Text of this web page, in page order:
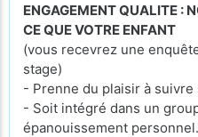
ENGAGEMENT QUALITE :
CE QUE VOTRE ENFANT
(vous recevrez une
stage)
- Prenne du plaisir à
- Soit intégré dans un
épanouissement personnel.